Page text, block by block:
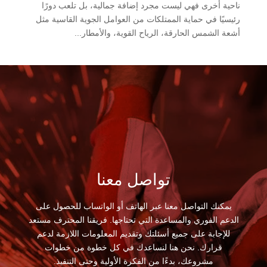
ناحية أخرى فهي ليست مجرد إضافة جمالية، بل تلعب دورًا
رئيسيًا في حماية الممتلكات من العوامل الجوية القاسية مثل
أشعة الشمس الحارقة، الرياح القوية، والأمطار...
تواصل معنا
يمكنك التواصل معنا عبر الهاتف أو الواتساب للحصول على
الدعم الفوري والمساعدة التي تحتاجها. فريقنا المحترف مستعد
للإجابة على جميع أسئلتك وتقديم المعلومات اللازمة لدعم
قرارك. نحن هنا لنساعدك في كل خطوة من خطوات
مشروعك، بدءًا من الفكرة الأولية وحتى التنفيذ.